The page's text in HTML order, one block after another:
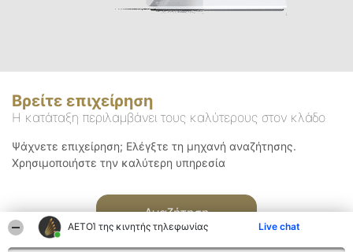
ΑΕΤΟΊ της κινητής τηλεφωνίας Live chat
Βρείτε επιχείρηση
Η κατάταξη περιλαμβάνει τους καλύτερους στον κλάδο
Ψάχνετε επιχείρηση; Ελέγξτε τη μηχανή αναζήτησης.
Χρησιμοποιήστε την καλύτερη υπηρεσία
Αναζήτηση